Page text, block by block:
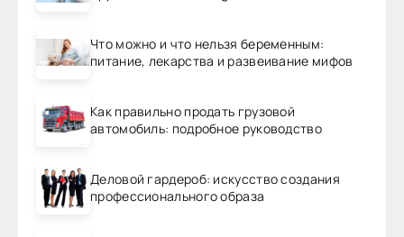
Что можно и что нельзя беременным:
питание, лекарства и развеивание мифов
Как правильно продать грузовой
автомобиль: подробное руководство
Деловой гардероб: искусство создания
профессионального образа